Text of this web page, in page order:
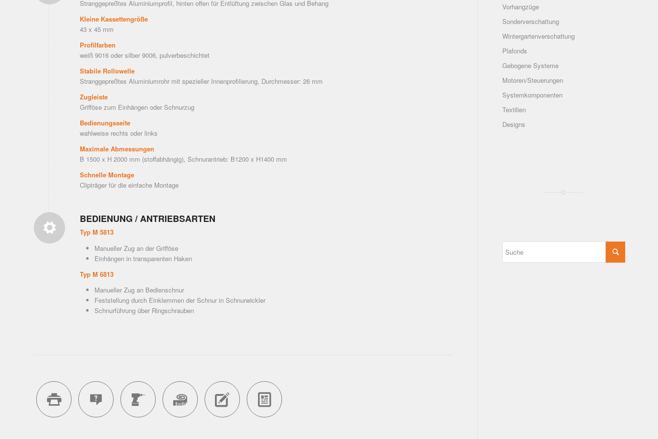
Stranggepreßtes Aluminiumprofil, hinten offen für Entlüftung zwischen Glas und Behang
Kleine Kassettengröße
43 x 45 mm
Profilfarben
weiß 9016 oder silber 9006, pulverbeschichtet
Stabile Rollowelle
Stranggepreßtes Aluminiumrohr mit spezieller Innenprofilierung, Durchmesser: 26 mm
Zugleiste
Grifföse zum Einhängen oder Schnurzug
Bedienungsseite
wahlweise rechts oder links
Maximale Abmessungen
B 1500 x H 2000 mm (stoffabhängig), Schnurantrieb: B1200 x H1400 mm
Schnelle Montage
Clipträger für die einfache Montage
BEDIENUNG / ANTRIEBSARTEN
Typ M 5813
Manueller Zug an der Grifföse
Einhängen in transparenten Haken
Typ M 6813
Manueller Zug an Bedienschnur
Feststellung durch Einklemmen der Schnur in Schnurwickler
Schnurführung über Ringschrauben
Vorhangzüge
Sonderverschattung
Wintergartenverschattung
Plafonds
Gebogene Systeme
Motoren/Steuerungen
Systemkomponenten
Textilien
Designs